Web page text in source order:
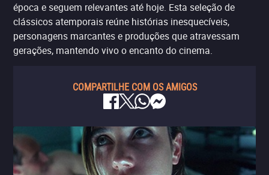
época e seguem relevantes até hoje. Esta seleção de
clássicos atemporais reúne histórias inesquecíveis,
personagens marcantes e produções que atravessam
gerações, mantendo vivo o encanto do cinema.
COMPARTILHE COM OS AMIGOS